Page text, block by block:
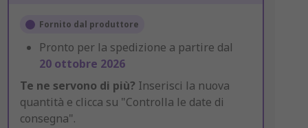
Fornito dal produttore
Pronto per la spedizione a partire dal
20 ottobre 2026
Te ne servono di più? Inserisci la nuova
quantità e clicca su "Controlla le date di
consegna".